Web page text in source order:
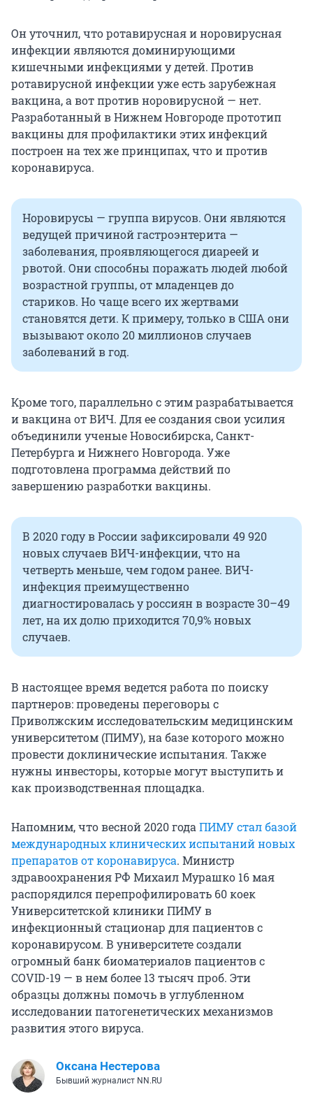
Он уточнил, что ротавирусная и норовирусная
инфекции являются доминирующими
кишечными инфекциями у детей. Против
ротавирусной инфекции уже есть зарубежная
вакцина, а вот против норовирусной — нет.
Разработанный в Нижнем Новгороде прототип
вакцины для профилактики этих инфекций
построен на тех же принципах, что и против
коронавируса.
Норовирусы — группа вирусов. Они являются
ведущей причиной гастроэнтерита —
заболевания, проявляющегося диареей и
рвотой. Они способны поражать людей любой
возрастной группы, от младенцев до
стариков. Но чаще всего их жертвами
становятся дети. К примеру, только в США они
вызывают около 20 миллионов случаев
заболеваний в год.
Кроме того, параллельно с этим разрабатывается
и вакцина от ВИЧ. Для ее создания свои усилия
объединили ученые Новосибирска, Санкт-
Петербурга и Нижнего Новгорода. Уже
подготовлена программа действий по
завершению разработки вакцины.
В 2020 году в России зафиксировали 49 920
новых случаев ВИЧ-инфекции, что на
четверть меньше, чем годом ранее. ВИЧ-
инфекция преимущественно
диагностировалась у россиян в возрасте 30–49
лет, на их долю приходится 70,9% новых
случаев.
В настоящее время ведется работа по поиску
партнеров: проведены переговоры с
Приволжским исследовательским медицинским
университетом (ПИМУ), на базе которого можно
провести доклинические испытания. Также
нужны инвесторы, которые могут выступить и
как производственная площадка.
Напомним, что весной 2020 годаПИМУ стал базой
международных клинических испытаний новых
препаратов от коронавируса. Министр
здравоохранения РФ Михаил Мурашко 16 мая
распорядился перепрофилировать 60 коек
Университетской клиники ПИМУ в
инфекционный стационар для пациентов с
коронавирусом. В университете создали
огромный банк биоматериалов пациентов с
COVID-19 — в нем более 13 тысяч проб. Эти
образцы должны помочь в углубленном
исследовании патогенетических механизмов
развития этого вируса.
Оксана Нестерова
Бывший журналист NN.RU